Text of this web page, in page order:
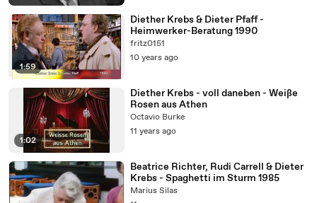
1:59
Diether Krebs & Dieter Pfaff -
Heimwerker-Beratung 1990
fritz0151
10 years ago
1:02
Diether Krebs - voll daneben - Weiße
Rosen aus Athen
Octavio Burke
11 years ago
Beatrice Richter, Rudi Carrell & Dieter
Krebs - Spaghetti im Sturm 1985
Marius Silas